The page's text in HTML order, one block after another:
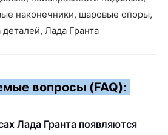
наконечники, шаровые опоры,
Лада Гранта
вопросы (FAQ):
Лада Гранта появляются